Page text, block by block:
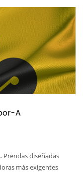
A
Prendas diseñadas
más exigentes